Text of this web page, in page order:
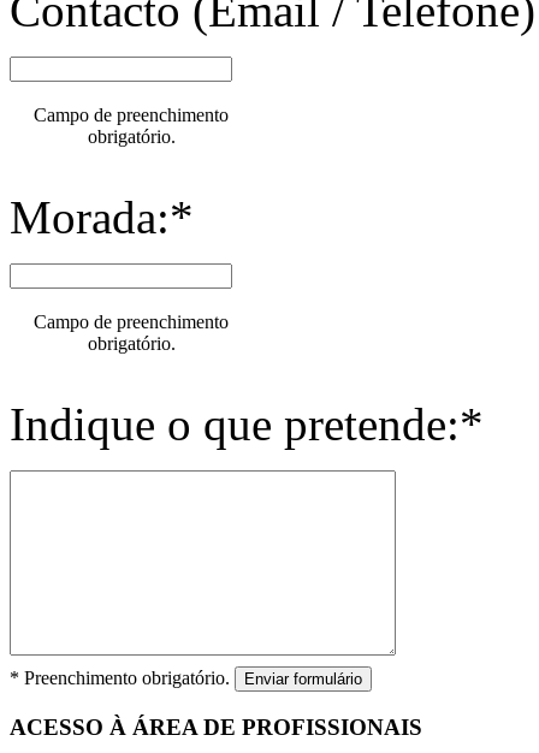
Contacto (Email /
Campo de preenchimento
obrigatório.
Morada:*
Campo de preenchimento
obrigatório.
Indique o que pretende:*
* Preenchimento obrigatório. Enviar formulário
ACESSO À ÁREA DE PROFISSIONAIS